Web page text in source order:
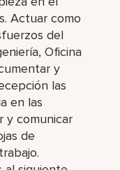
Actuar como
del
Oficina
y
las
en las
y comunicar
de